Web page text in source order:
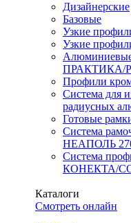
Дизайнерские
Базовые
Узкие
Узкие
ПРАКТИКА/
Профили
Система для
радиусных
Готовые
Система
НЕАПОЛЬ
Система
КОНЕКТА/
Каталоги
Смотреть онлайн